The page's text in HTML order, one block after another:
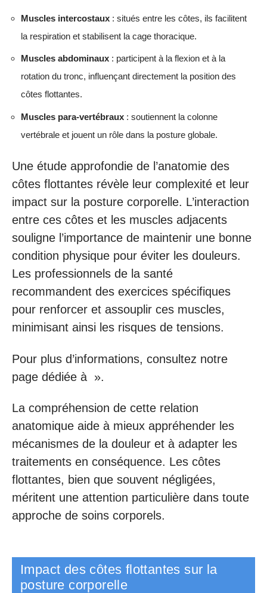
Muscles intercostaux : situés entre les côtes, ils facilitent
la respiration et stabilisent la cage thoracique.
Muscles abdominaux : participent à la flexion et à la
rotation du tronc, influençant directement la position des
côtes flottantes.
Muscles para-vertébraux : soutiennent la colonne
vertébrale et jouent un rôle dans la posture globale.
Une étude approfondie de l’anatomie des
côtes flottantes révèle leur complexité et leur
impact sur la posture corporelle. L’interaction
entre ces côtes et les muscles adjacents
souligne l’importance de maintenir une bonne
condition physique pour éviter les douleurs.
Les professionnels de la santé
recommandent des exercices spécifiques
pour renforcer et assouplir ces muscles,
minimisant ainsi les risques de tensions.
Pour plus d’informations, consultez notre
page dédiée à ».
La compréhension de cette relation
anatomique aide à mieux appréhender les
mécanismes de la douleur et à adapter les
traitements en conséquence. Les côtes
flottantes, bien que souvent négligées,
méritent une attention particulière dans toute
approche de soins corporels.
Impact des côtes flottantes sur la
posture corporelle